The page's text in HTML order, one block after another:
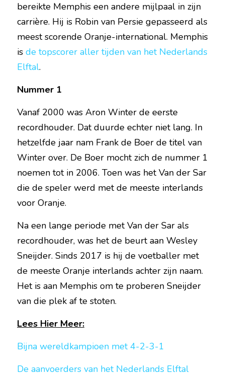
bereikte Memphis een andere mijlpaal in zijn
carrière. Hij is Robin van Persie gepasseerd als
meest scorende Oranje-international. Memphis
is de topscorer aller tijden van het Nederlands
Elftal.
Nummer 1
Vanaf 2000 was Aron Winter de eerste
recordhouder. Dat duurde echter niet lang. In
hetzelfde jaar nam Frank de Boer de titel van
Winter over. De Boer mocht zich de nummer 1
noemen tot in 2006. Toen was het Van der Sar
die de speler werd met de meeste interlands
voor Oranje.
Na een lange periode met Van der Sar als
recordhouder, was het de beurt aan Wesley
Sneijder. Sinds 2017 is hij de voetballer met
de meeste Oranje interlands achter zijn naam.
Het is aan Memphis om te proberen Sneijder
van die plek af te stoten.
Lees Hier Meer:
Bijna wereldkampioen met 4-2-3-1
De aanvoerders van het Nederlands Elftal